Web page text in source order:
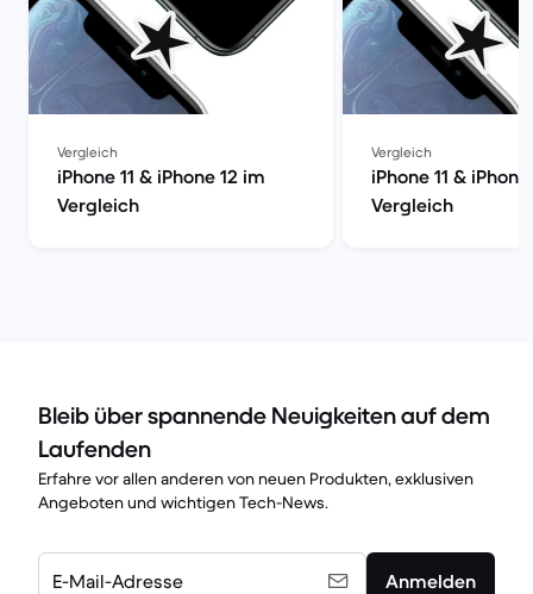
Vergleich
iPhone 11 & iPhone 12 im
Vergleich
Vergleich
iPhone 11 &
Vergleich
Bleib über spannende Neuigkeiten auf dem
Laufenden
Erfahre vor allen anderen von neuen Produkten, exklusiven
Angeboten und wichtigen Tech-News.
E-Mail-Adresse Anmelden